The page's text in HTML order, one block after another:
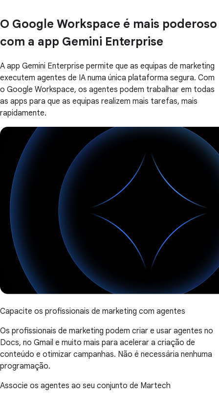
O Google Workspace é mais poderoso
com a app Gemini Enterprise
A app Gemini Enterprise permite que as equipas de marketing
executem agentes de IA numa única plataforma segura. Com
o Google Workspace, os agentes podem trabalhar em todas
as apps para que as equipas realizem mais tarefas, mais
rapidamente.
Capacite os profissionais de marketing com agentes
Os profissionais de marketing podem criar e usar agentes no
Docs, no Gmail e muito mais para acelerar a criação de
conteúdo e otimizar campanhas. Não é necessária nenhuma
programação.
Associe os agentes ao seu conjunto de Martech